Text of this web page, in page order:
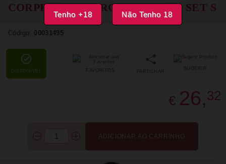
Tenho +18 Não Tenho 18
CORPETE CHILIROSE - CR 4831 SET S
Código: 00031495
DISPONÍVEL SUGERIR
FAVORITOS
€ 26,32
ADICIONAR AO CARRINHO